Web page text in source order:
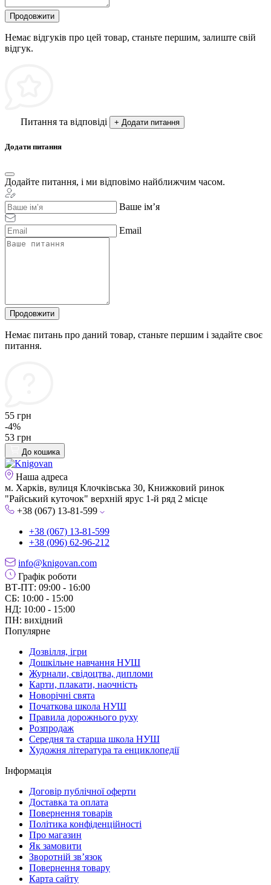
Продовжити
Немає відгуків про цей товар, станьте першим, залиште свій
відгук.
Питання та відповіді + Додати питання
Додати питання
Додайте питання, і ми відповімо найближчим часом.
Ваше ім’я
Email
Продовжити
Немає питань про даний товар, станьте першим і задайте своє
питання.
55 грн
-4%
53 грн
До кошика
Наша адреса
м. Харків, вулиця Клочківська 30, Книжковий ринок
"Райський куточок" верхній ярус 1-й ряд 2 місце
+38 (067) 13-81-599
+38 (067) 13-81-599
+38 (096) 62-96-212
info@knigovan.com
Графік роботи
ВТ-ПТ: 09:00 - 16:00
СБ: 10:00 - 15:00
НД: 10:00 - 15:00
ПН: вихідний
Популярне
Дозвілля, ігри
Дошкільне навчання НУШ
Журнали, свідоцтва, дипломи
Карти, плакати, наочність
Новорічні свята
Початкова школа НУШ
Правила дорожнього руху
Розпродаж
Середня та старша школа НУШ
Художня література та енциклопедії
Інформація
Договір публічної оферти
Доставка та оплата
Повернення товарів
Політика конфіденційності
Про магазин
Як замовити
Зворотній зв’язок
Повернення товару
Карта сайту